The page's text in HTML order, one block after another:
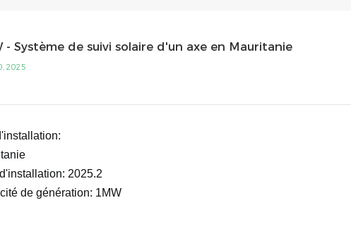
- Système de suivi solaire d'un axe en Mauritanie
2025